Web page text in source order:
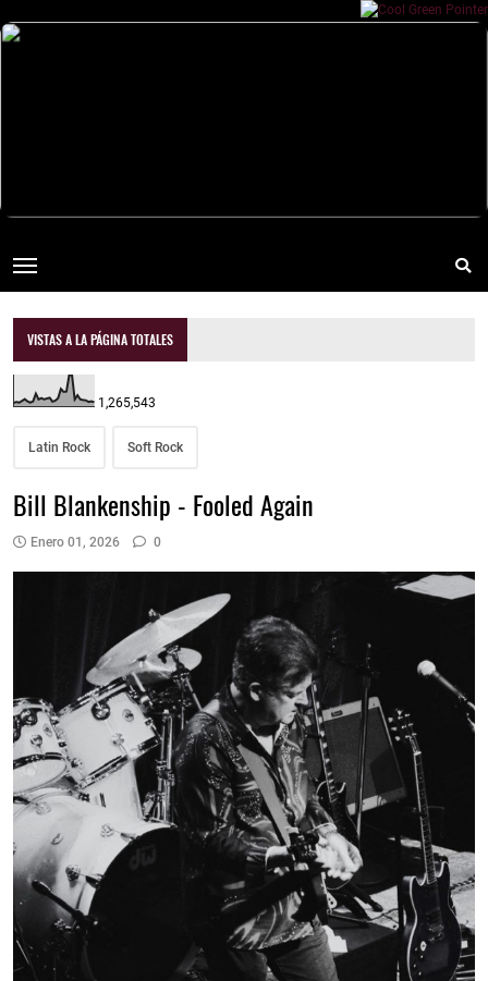
VISTAS A LA PÁGINA TOTALES
1,265,543
Latin Rock Soft Rock
Bill Blankenship - Fooled Again
Enero 01, 2026 0